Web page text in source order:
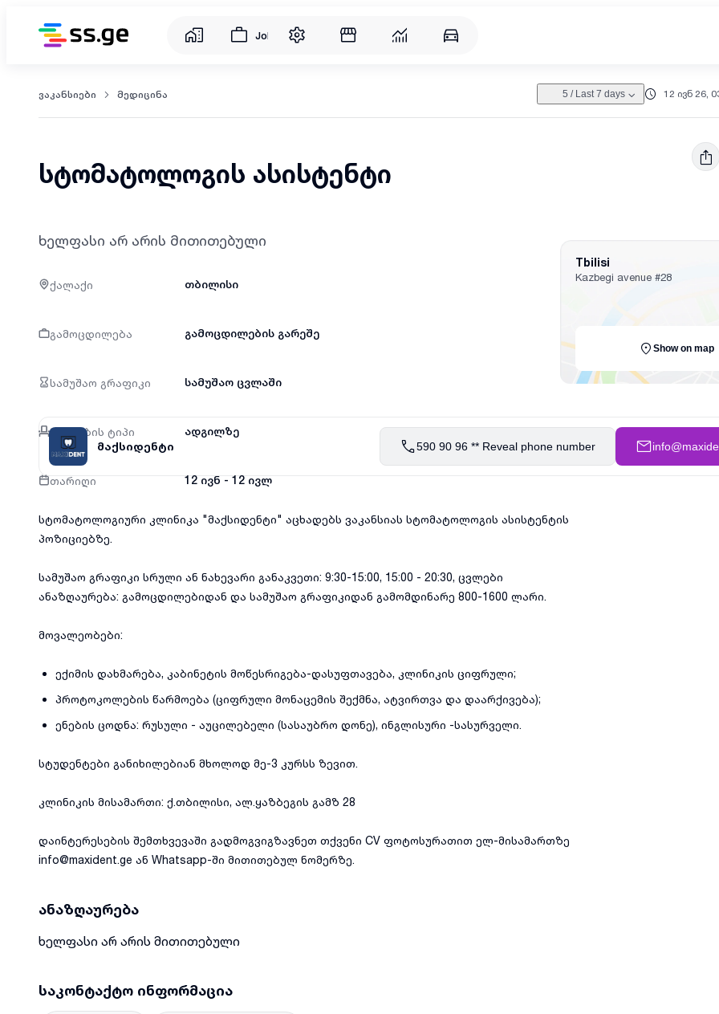
Jobs
ვაკანსიები მედიცინა 5 / Last 7 days 12 ივნ 26,
სტომატოლოგის ასისტენტი
ხელფასი არ არის მითითებული
ქალაქი თბილისი
გამოცდილება გამოცდილების გარეშე
სამუშაო გრაფიკი სამუშაო ცვლაში
მუშაობის ტიპი ადგილზე
თარიღი 12 ივნ - 12 ივლ
Tbilisi
Kazbegi avenue #28
Show on map
მაქსიდენტი 590 90 96 ** Reveal phone number
სტომატოლოგიური კლინიკა "მაქსიდენტი" აცხადებს ვაკანსიას სტომატოლოგის ასისტენტის
პოზიციებზე.
სამუშაო გრაფიკი სრული ან ნახევარი განაკვეთი: 9:30-15:00, 15:00 - 20:30, ცვლები
ანაზღაურება: გამოცდილებიდან და სამუშაო გრაფიკიდან გამომდინარე 800-1600 ლარი.
მოვალეობები:
ექიმის დახმარება, კაბინეტის მოწესრიგება-დასუფთავება, კლინიკის ციფრული;
პროტოკოლების წარმოება (ციფრული მონაცემის შექმნა, ატვირთვა და დაარქივება);
ენების ცოდნა: რუსული - აუცილებელი (სასაუბრო დონე), ინგლისური -სასურველი.
სტუდენტები განიხილებიან მხოლოდ მე-3 კურსს ზევით.
კლინიკის მისამართი: ქ.თბილისი, ალ.ყაზბეგის გამზ 28
დაინტერესების შემთხვევაში გადმოგვიგზავნეთ თქვენი CV ფოტოსურათით ელ-მისამართზე
info@maxident.ge ან Whatsapp-ში მითითებულ ნომერზე.
ანაზღაურება
ხელფასი არ არის მითითებული
საკონტაქტო ინფორმაცია